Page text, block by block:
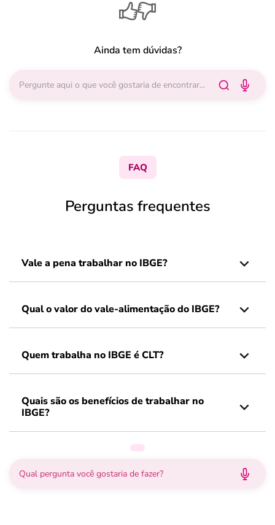
Ainda tem dúvidas?
FAQ
Perguntas frequentes
Vale a pena trabalhar no IBGE?
Qual o valor do vale-alimentação do IBGE?
Quem trabalha no IBGE é CLT?
Quais são os benefícios de trabalhar no
IBGE?